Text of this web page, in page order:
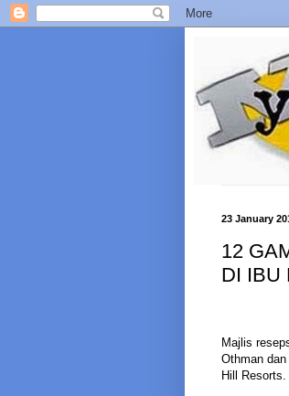
23 January
12
DI IBU
Majlis
Othman
Hill Resorts.